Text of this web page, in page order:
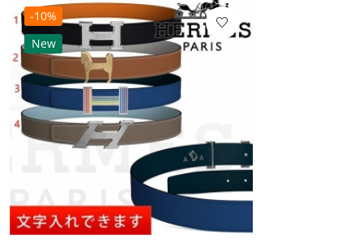
-10%
New